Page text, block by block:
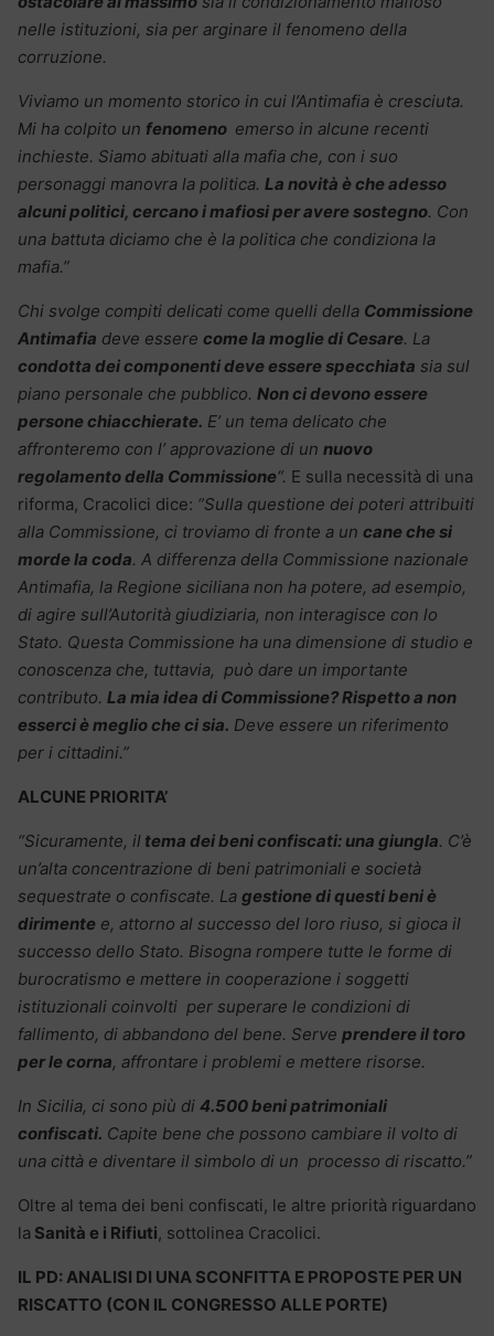
nelle istituzioni, sia per arginare il fenomeno della
corruzione.
Viviamo un momento storico in cui l’Antimafia è cresciuta.
Mi ha colpito un fenomeno emerso in alcune recenti
inchieste. Siamo abituati alla mafia che, con i suo
personaggi manovra la politica. La novità è che adesso
alcuni politici, cercano i mafiosi per avere sostegno. Con
una battuta diciamo che è la politica che condiziona la
mafia.”
Chi svolge compiti delicati come quelli della Commissione
Antimafia deve essere come la moglie di Cesare. La
condotta dei componenti deve essere specchiata sia sul
piano personale che pubblico. Non ci devono essere
persone chiacchierate. E’ un tema delicato che
affronteremo con l’ approvazione di un nuovo
regolamento della Commissione“. E sulla necessità di una
riforma, Cracolici dice: “Sulla questione dei poteri attribuiti
alla Commissione, ci troviamo di fronte a un cane che si
morde la coda. A differenza della Commissione nazionale
Antimafia, la Regione siciliana non ha potere, ad esempio,
di agire sull’Autorità giudiziaria, non interagisce con lo
Stato. Questa Commissione ha una dimensione di studio e
conoscenza che, tuttavia, può dare un importante
contributo. La mia idea di Commissione? Rispetto a non
esserci è meglio che ci sia. Deve essere un riferimento
per i cittadini.”
ALCUNE PRIORITA’
“Sicuramente, il tema dei beni confiscati: una giungla. C’è
un’alta concentrazione di beni patrimoniali e società
sequestrate o confiscate. La gestione di questi beni è
dirimente e, attorno al successo del loro riuso, si gioca il
successo dello Stato. Bisogna rompere tutte le forme di
burocratismo e mettere in cooperazione i soggetti
istituzionali coinvolti per superare le condizioni di
fallimento, di abbandono del bene. Serve prendere il toro
per le corna, affrontare i problemi e mettere risorse.
In Sicilia, ci sono più di 4.500 beni patrimoniali
confiscati. Capite bene che possono cambiare il volto di
una città e diventare il simbolo di un processo di riscatto.”
Oltre al tema dei beni confiscati, le altre priorità riguardano
la Sanità e i Rifiuti, sottolinea Cracolici.
IL PD: ANALISI DI UNA SCONFITTA E PROPOSTE PER UN
RISCATTO (CON IL CONGRESSO ALLE PORTE)